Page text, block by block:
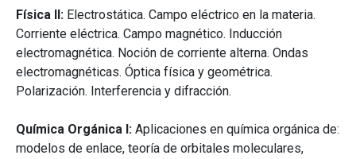
Física II: Electrostática. Campo eléctrico en la materia.
Corriente eléctrica. Campo magnético. Inducción
electromagnética. Noción de corriente alterna. Ondas
electromagnéticas. Óptica física y geométrica.
Polarización. Interferencia y difracción.
Química Orgánica I: Aplicaciones en química orgánica de:
modelos de enlace, teoría de orbitales moleculares,